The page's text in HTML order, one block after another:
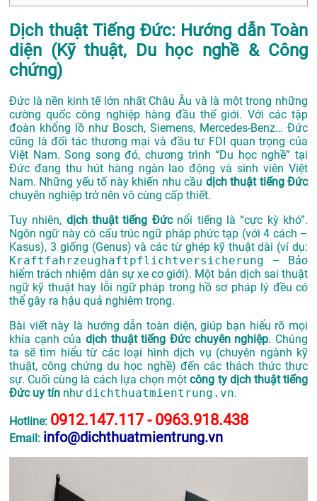
Dịch thuật Tiếng Đức: Hướng dẫn Toàn
diện (Kỹ thuật, Du học nghề & Công
chứng)
Đức là nền kinh tế lớn nhất Châu Âu và là một trong những
cường quốc công nghiệp hàng đầu thế giới. Với các tập
đoàn khổng lồ như Bosch, Siemens, Mercedes-Benz… Đức
cũng là đối tác thương mại và đầu tư FDI quan trọng của
Việt Nam. Song song đó, chương trình “Du học nghề” tại
Đức đang thu hút hàng ngàn lao động và sinh viên Việt
Nam. Những yếu tố này khiến nhu cầu dịch thuật tiếng Đức
chuyên nghiệp trở nên vô cùng cấp thiết.
Tuy nhiên, dịch thuật tiếng Đứcnổi tiếng là “cực kỳ khó”.
Ngôn ngữ này có cấu trúc ngữ pháp phức tạp (với 4 cách –
Kasus), 3 giống (Genus) và các từ ghép kỹ thuật dài (ví dụ:
Kraftfahrzeughaftpflichtversicherung – Bảo
hiểm trách nhiệm dân sự xe cơ giới). Một bản dịch sai thuật
ngữ kỹ thuật hay lỗi ngữ pháp trong hồ sơ pháp lý đều có
thể gây ra hậu quả nghiêm trọng.
Bài viết này là hướng dẫn toàn diện, giúp bạn hiểu rõ mọi
khía cạnh của dịch thuật tiếng Đức chuyên nghiệp. Chúng
ta sẽ tìm hiểu từ các loại hình dịch vụ (chuyên ngành kỹ
thuật, công chứng du học nghề) đến các thách thức thực
sự. Cuối cùng là cách lựa chọn mộtcông ty dịch thuật tiếng
Đức uy tín như dichthuatmientrung.vn.
Hotline: 0912.147.117 - 0963.918.438
Email: info@dichthuatmientrung.vn